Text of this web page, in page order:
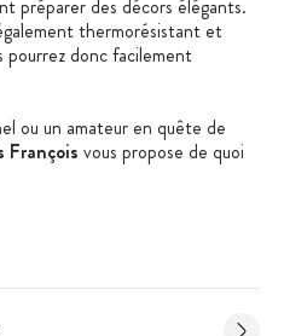
préparer des décors élégants.
thermorésistant et
pourrez donc facilement
ou un amateur en quête de
François vous propose de quoi